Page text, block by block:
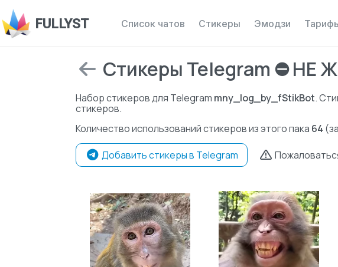
FULLYST Список чатов Стикеры Эмодзи
Стикеры Telegram ⛔️ НЕ
Набор стикеров для Telegram mny_log_by_fStikBot.
стикеров.
Количество использований стикеров из этого пака 64
Добавить стикеры в Telegram